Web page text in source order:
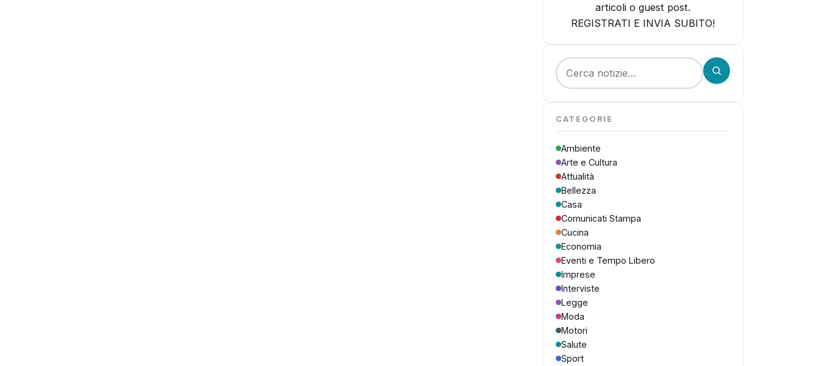
articoli o guest post.
REGISTRATI E INVIA SUBITO!
Cerca:
CATEGORIE
Ambiente
Arte e Cultura
Attualità
Bellezza
Casa
Comunicati Stampa
Cucina
Economia
Eventi e Tempo Libero
Imprese
Interviste
Legge
Moda
Motori
Salute
Sport